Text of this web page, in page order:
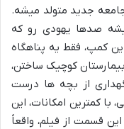
جدید متولد میشه.
صدها یهودی رو که
کمپ، فقط یه پناهگاه
کوچیک ساختن،
از بچه ها درست
با کمترین امکانات، این
قسمت از فیلم، واقعاً